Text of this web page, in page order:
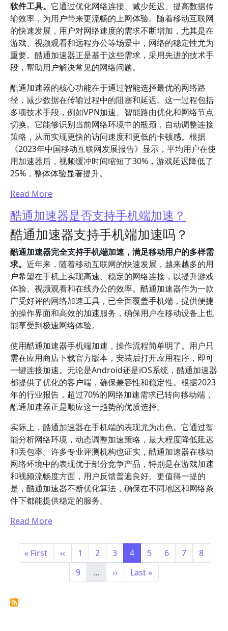
软件工具。 它通过优化网络连接、减少延迟、提高数据传
输效率，为用户带来更流畅的上网体验。随着移动互联网
的快速发展，用户对网络速度的需求不断增加，尤其是在
游戏、视频观看和远程办公等场景中，网络的稳定性尤为
重要。酷通加速器正是基于这些需求，采用先进的技术手
段，帮助用户解决常见的网络问题。
酷通加速器的核心功能在于通过智能选择最优的网络路
径，减少数据在传输过程中的阻塞和延迟。这一过程包括
多项技术手段，例如VPN加速、智能路由优化和网络节点
切换。它能够识别当前网络环境中的瓶颈，自动调整连接
策略，从而实现更快的访问速度和更低的卡顿感。根据
《2023年中国移动互联网发展报告》显示，平均用户在使
用加速器后，视频缓冲时间缩短了30%，游戏延迟降低了
25%，整体体验显著提升。
Read More
酷通加速器是否支持手机端加速？
酷通加速器支持手机端加速吗？
酷通加速器完全支持手机端加速，满足移动用户的多样需
求。 近年来，随着移动互联网的快速发展，越来越多的用
户希望在手机上实现高速、稳定的网络连接，以提升游戏
体验、视频观看和在线办公的效率。酷通加速器作为一款
广受好评的网络加速工具，已全面覆盖手机端，提供便捷
的操作界面和高效的加速服务，确保用户在移动设备上也
能享受到极速网络体验。
使用酷通加速器手机端加速，操作流程简单明了。用户只
需在应用商店下载官方版本，安装后打开应用程序，即可
一键连接加速。无论是Android还是iOS系统，酷通加速器
都提供了优化的客户端，确保兼容性和稳定性。根据2023
年的行业报告，超过70%的网络加速需求已转向移动端，
酷通加速器正是顺应这一趋势的优质选择。
实际上，酷通加速器在手机端的表现尤为出色。它通过智
能分析网络环境，动态调整加速策略，最大程度降低延迟
和丢包率。许多专业评测机构也证实，酷通加速器在移动
网络环境中的表现优于部分竞争产品，特别是在游戏加速
和视频流畅度方面，用户反馈普遍良好。更值得一提的
是，酷通加速器不断优化算法，确保在不同地区和网络条
件下都能提供稳定的服务。
Read More
分页
首页
« First 前一页
‹‹ Page
1 Page
2 Page
3 Page
4 Page
5 Page
6 Page
7 Page
8
Page
9 … 下一页
›› 末页
Last »